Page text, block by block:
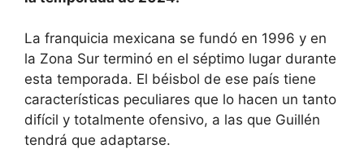
La franquicia mexicana se fundó en 1996 y en
la Zona Sur terminó en el séptimo lugar durante
esta temporada. El béisbol de ese país tiene
características peculiares que lo hacen un tanto
difícil y totalmente ofensivo, a las que Guillén
tendrá que adaptarse.